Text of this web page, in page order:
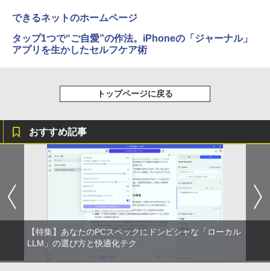
できるネットのホームページ
タップ1つで“ご自愛”の作法。iPhoneの「ジャーナル」
アプリを生かしたセルフケア術
トップページに戻る
おすすめ記事
【特集】あなたのPCスペックにドンピシャな「ローカル
LLM」の選び方と快適化テク